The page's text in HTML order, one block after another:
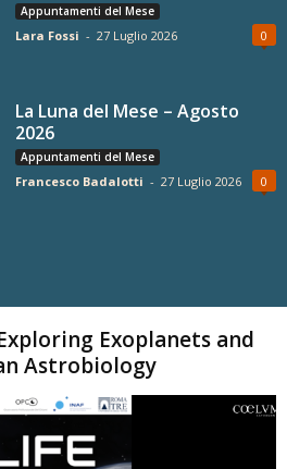
Appuntamenti del Mese
Lara Fossi - 27 Luglio 2026 0
La Luna del Mese – Agosto
2026
Appuntamenti del Mese
Francesco Badalotti - 27 Luglio 2026 0
Exoplanets and
Astrobiology